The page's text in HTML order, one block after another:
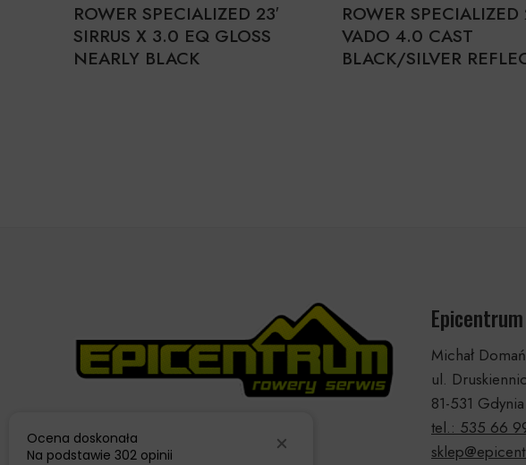
ROWER SPECIALIZED 23′
SIRRUS X 3.0 EQ GLOSS
NEARLY BLACK
ROWER SPECIALIZED
VADO 4.0 CAST
BLACK/SILVER
Michał
ul.
81-531 Gdynia
tel.: 535 66
Ocena doskonała
Na podstawie 302 opinii